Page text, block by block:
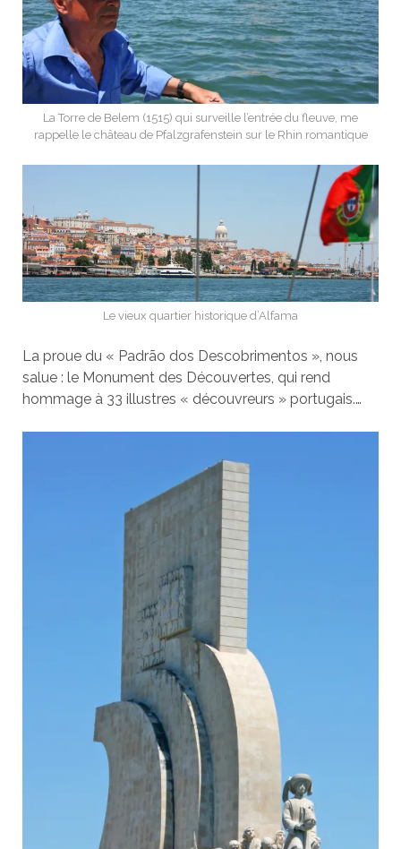
La Torre de Belem (1515) qui surveille l’entrée du fleuve, me
rappelle le château de Pfalzgrafenstein sur le Rhin romantique
Le vieux quartier historique d’Alfama
La proue du « Padrão dos Descobrimentos », nous
salue : le Monument des Découvertes, qui rend
hommage à 33 illustres « découvreurs » portugais.…